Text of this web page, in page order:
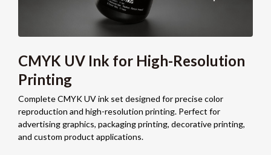
CMYK UV Ink for High-Resolution
Printing
Complete CMYK UV ink set designed for precise color
reproduction and high-resolution printing. Perfect for
advertising graphics, packaging printing, decorative printing,
and custom product applications.